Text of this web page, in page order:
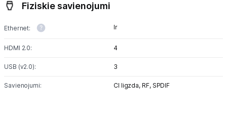
Fiziskie savienojumi
Ethernet: Ir
HDMI 2.0: 4
USB (v2.0): 3
Savienojumi: CI ligzda, RF, SPDIF